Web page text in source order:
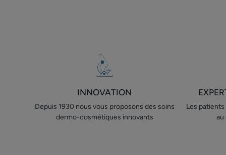
INNOVATION
Depuis 1930 nous vous proposons des soins
dermo-cosmétiques innovants
Les